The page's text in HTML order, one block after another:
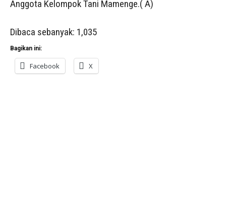
Anggota Kelompok Tani Mamenge.( A)
Dibaca sebanyak: 1,035
Bagikan ini:
Facebook X